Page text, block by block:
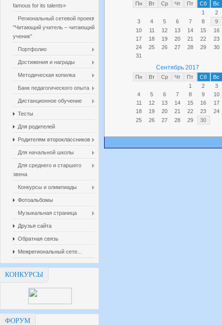
famous for its talents»
Региональный сетевой проект
"Читающий учитель – читающий
ученик"
Портфолио
Достижения и награды
Методическая копилка
Банк педагогического опыта
Дистанционное обучение
Тесты
Для родителей
Родителям второклассников
Для начальной школы
Для среднего и старшего
звена
Конкурсы и олимпиады
Фотоальбомы
Музыкальная страница
Друзья сайта
Обратная связь
Межрегиональный сете...
КОНКУРСЫ
ФОРУМ
Пн Вт Ср Чт Пт Сб
Вс
1
2
3
4 5 6 7 8
9
10
11 12 13 14 15
16
17
18 19 20 21 22
23
24
25 26 27 28 29
30
31
Сентябрь 2017
Пн Вт Ср Чт Пт Сб
Вс
1
2
3
4
5 6 7 8 9
10
11
12 13 14 15 16
17
18
19 20 21 22 23
24
25
26 27 28 29 30